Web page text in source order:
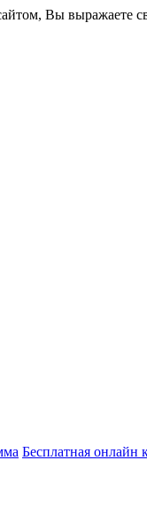
Вы выражаете
Бесплатная онлайн